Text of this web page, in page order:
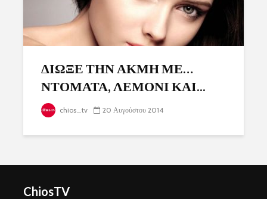
ΔΙΩΞΕ ΤΗΝ ΑΚΜΗ ΜΕ…
ΝΤΟΜΑΤΑ, ΛΕΜΟΝΙ ΚΑΙ...
chios_tv 20 Αυγούστου 2014
ChiosTV